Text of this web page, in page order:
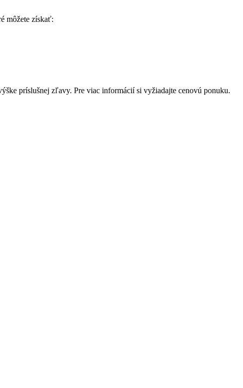
môžete získať:
príslušnej zľavy. Pre viac informácií si vyžiadajte cenovú ponuku.